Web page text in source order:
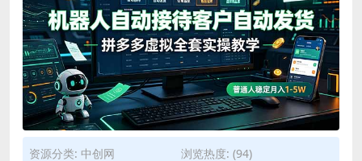
资源分类: 中创网
浏览热度: (94)